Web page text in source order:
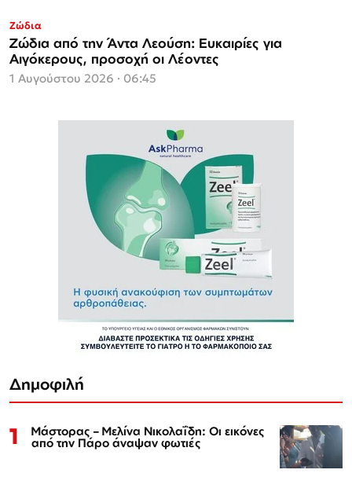
Ζώδια
Ζώδια από την Άντα Λεούση: Ευκαιρίες για
Αιγόκερους, προσοχή οι Λέοντες
1 Αυγούστου 2026 · 06:45
Δημοφιλή
1 Μάστορας – Μελίνα Νικολαΐδη: Οι εικόνες
από την Πάρο άναψαν φωτιές